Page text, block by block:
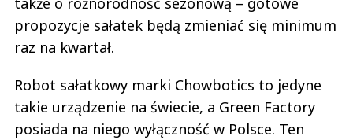
propozycje sałatek będą zmieniać się minimum
raz na kwartał.
Robot sałatkowy marki Chowbotics to jedyne
takie urządzenie na świecie, a Green Factory
posiada na niego wyłączność w Polsce. Ten